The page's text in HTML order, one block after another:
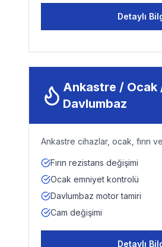
Detaylı
Ankastre / Ocak /
Davlumbaz
Ankastre cihazlar, ocak, fırın
Fırın rezistans değişimi
Ocak emniyet kontrolü
Davlumbaz motor tamiri
Cam değişimi
Detaylı